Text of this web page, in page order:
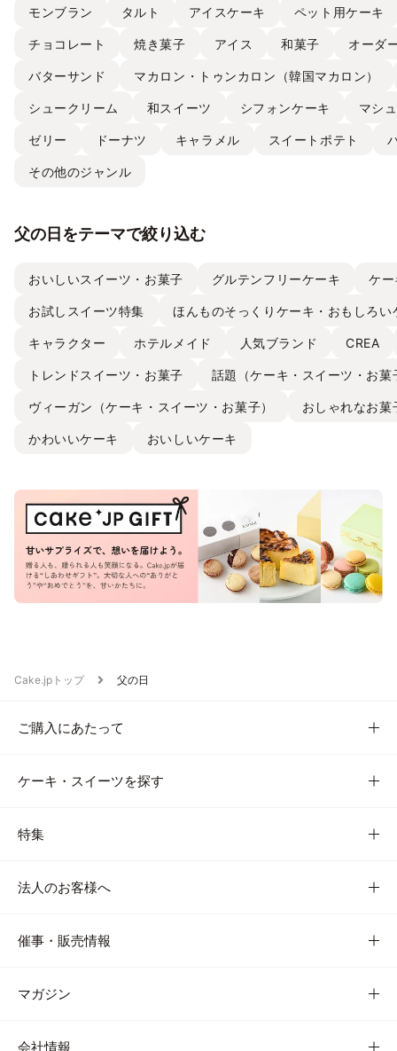
モンブラン タルト アイスケーキ ペット用ケーキ
チョコレート 焼き菓子 アイス 和菓子 オーダ
バターサンド マカロン・トゥンカロン（韓国マカロン）
シュークリーム 和スイーツ シフォンケーキ マシ
ゼリー ドーナツ キャラメル スイートポテト
その他のジャンル
父の日をテーマで絞り込む
おいしいスイーツ・お菓子 グルテンフリーケーキ ケ
お試しスイーツ特集 ほんものそっくりケーキ・おもしろい
キャラクター ホテルメイド 人気ブランド CREA
トレンドスイーツ・お菓子 話題（ケーキ・スイーツ・お菓
ヴィーガン（ケーキ・スイーツ・お菓子） おしゃれなお菓
かわいいケーキ おいしいケーキ
Cake.jpトップ 父の日
ご購入にあたって
ケーキ・スイーツを探す
特集
法人のお客様へ
催事・販売情報
マガジン
会社情報